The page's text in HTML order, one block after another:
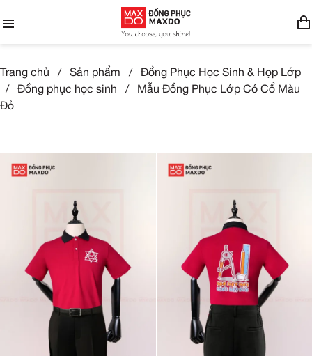
Trang chủ / Sản phẩm /
Đồng Phục Học Sinh & Họp Lớp
/
Đồng phục học sinh /
Mẫu Đồng Phục Lớp Có Cổ Màu
Đỏ